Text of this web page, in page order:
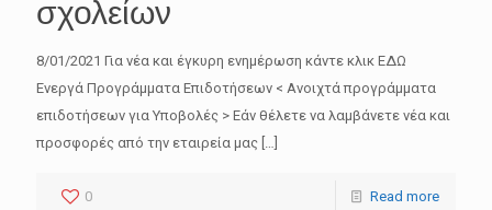
σχολείων
8/01/2021 Για νέα και έγκυρη ενημέρωση κάντε κλικ ΕΔΩ
Ενεργά Προγράμματα Επιδοτήσεων < Ανοιχτά προγράμματα
επιδοτήσεων για Υποβολές > Εάν θέλετε να λαμβάνετε νέα και
προσφορές από την εταιρεία μας […]
0 Read more